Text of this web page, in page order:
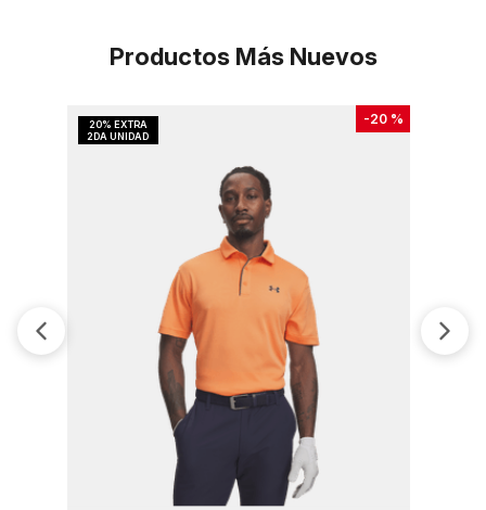
Productos Más Nuevos
-20 %